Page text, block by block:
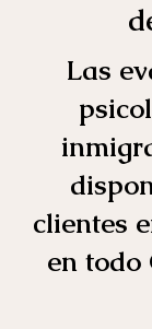
Las
clientes
en todo